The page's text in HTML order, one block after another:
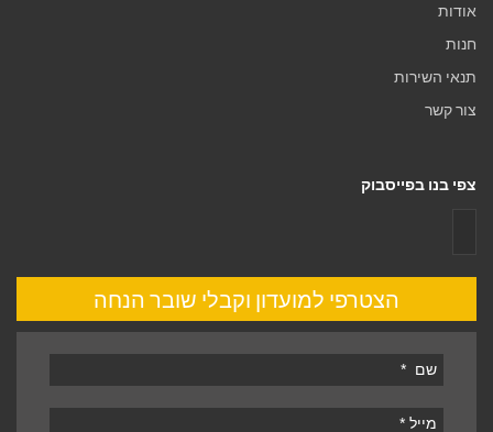
אודות
חנות
תנאי השירות
צור קשר
צפי בנו בפייסבוק
הצטרפי למועדון וקבלי שובר הנחה